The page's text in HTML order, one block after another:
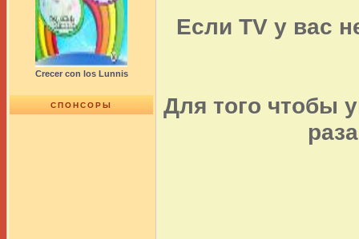
Crecer con los Lunnis
СПОНСОРЫ
Если TV у вас
Для того чтобы